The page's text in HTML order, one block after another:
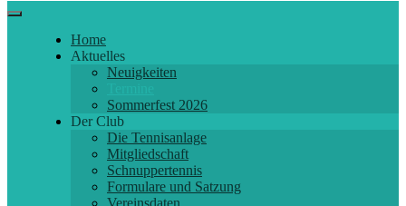
Home
Aktuelles
Neuigkeiten
Sommerfest 2026
Der Club
Die Tennisanlage
Mitgliedschaft
Schnuppertennis
Formulare und Satzung
Vereinsdaten